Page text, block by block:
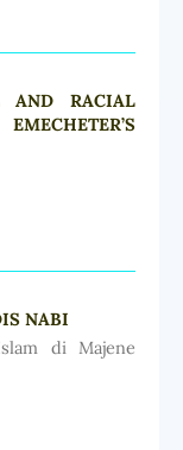
AND RACIAL
NABI
di Majene